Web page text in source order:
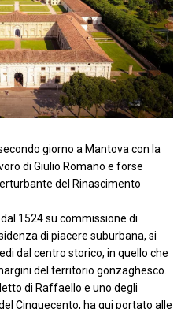
giorno a Mantova con la
di Giulio Romano e forse
del Rinascimento
1524 su commissione di
di piacere suburbana, si
dal centro storico, in quello che
del territorio gonzaghesco.
di Raffaello e uno degli
Cinquecento, ha qui portato alle